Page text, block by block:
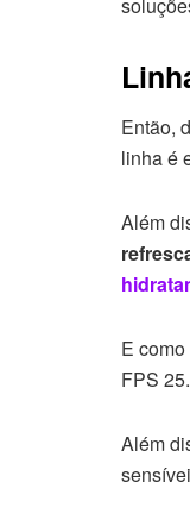
Então,
linha é
Além
E
FPS 25.
Além